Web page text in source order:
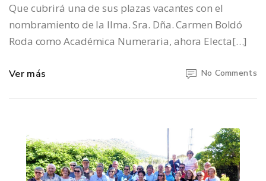
Que cubrirá una de sus plazas vacantes con el
nombramiento de la Ilma. Sra. Dña. Carmen Boldó
Roda como Académica Numeraria, ahora Electa[…]
Ver más No Comments